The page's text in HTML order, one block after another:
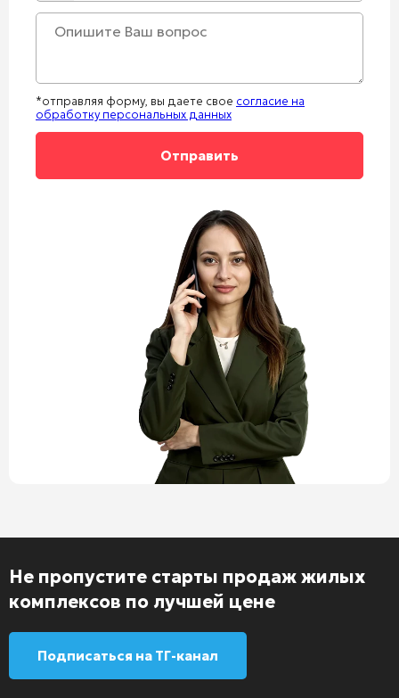
*отправляя форму, вы даете свое согласие на
обработку персональных данных
Не пропустите старты продаж жилых
комплексов по лучшей цене
Подписаться на ТГ-канал